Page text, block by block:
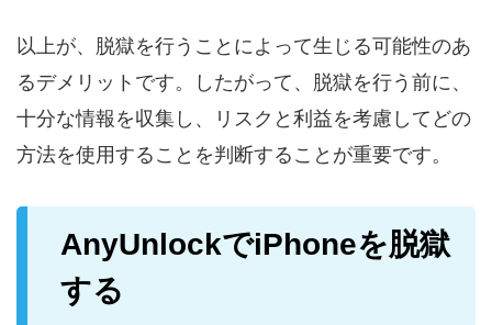
以上が、脱獄を行うことによって生じる可能性のあ
るデメリットです。したがって、脱獄を行う前に、
十分な情報を収集し、リスクと利益を考慮してどの
方法を使用することを判断することが重要です。
AnyUnlockでiPhoneを脱獄
する